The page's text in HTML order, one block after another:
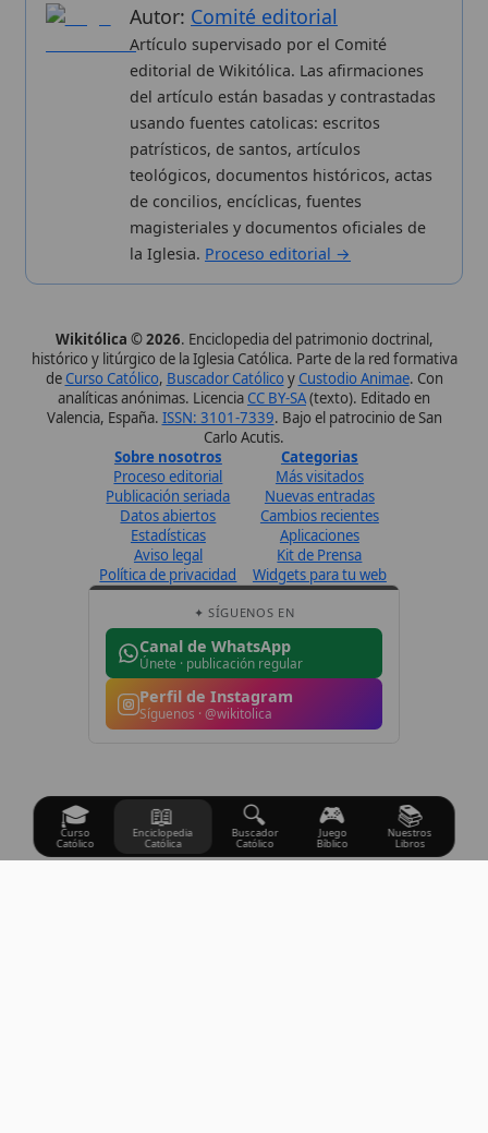
Publicación seriada
Datos abiertos
Estadísticas
Aviso legal
Política de privacidad
Nuevas entradas
Cambios recientes
Aplicaciones
Kit de Prensa
Widgets para tu web
✦ SÍGUENOS EN
Canal de WhatsApp
Únete · publicación regular
Perfil de Instagram
Síguenos · @wikitolica